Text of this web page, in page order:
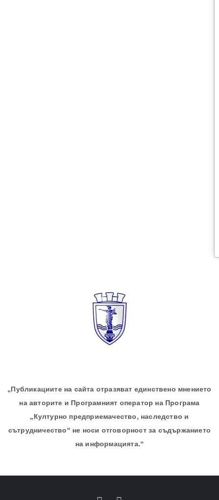
„Публикациите на сайта отразяват единствено мнението
на авторите и Програмният оператор на Програма
„Културно предприемачество, наследство и
сътрудничество“ не носи отговорност за съдържанието
на информацията.“